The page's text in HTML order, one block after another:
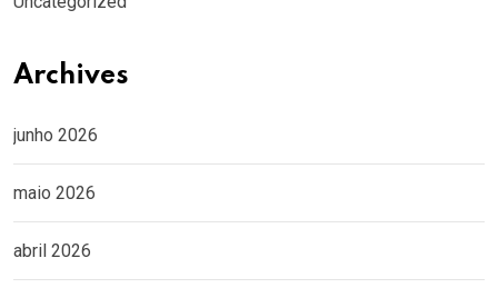
Archives
junho 2026
maio 2026
abril 2026